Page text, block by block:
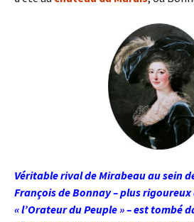
Véritable rival de Mirabeau au sein
François de Bonnay –plus rigoureux
« l’Orateur du Peuple » – est tombé